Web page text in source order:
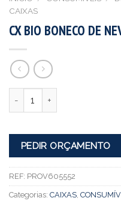
CAIXAS
CX BIO BONECO DE
PEDIR ORÇAMENTO
REF: PROV605552
Categorias: CAIXAS